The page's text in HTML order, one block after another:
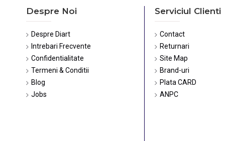
Despre Noi
Despre Diart
Intrebari Frecvente
Confidentialitate
Termeni & Conditii
Blog
Jobs
Serviciul Clienti
Contact
Returnari
Site Map
Brand-uri
Plata CARD
ANPC